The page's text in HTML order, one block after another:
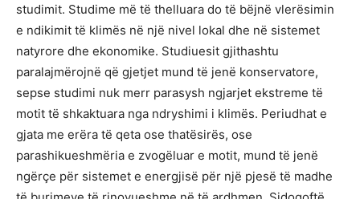
studimit. Studime më të thelluara do të bëjnë vlerësimin
e ndikimit të klimës në një nivel lokal dhe në sistemet
natyrore dhe ekonomike. Studiuesit gjithashtu
paralajmërojnë që gjetjet mund të jenë konservatore,
sepse studimi nuk merr parasysh ngjarjet ekstreme të
motit të shkaktuara nga ndryshimi i klimës. Periudhat e
gjata me erëra të qeta ose thatësirës, ose
parashikueshmëria e zvogëluar e motit, mund të jenë
ngërçe për sistemet e energjisë për një pjesë të madhe